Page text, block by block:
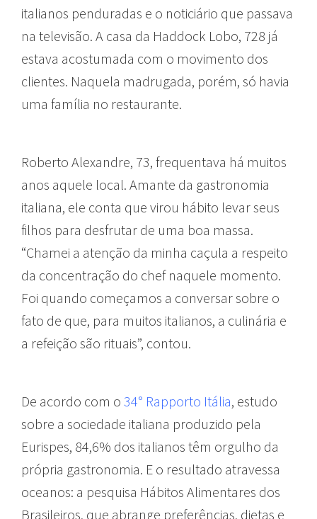
italianos penduradas e o noticiário que passava
na televisão. A casa da Haddock Lobo, 728 já
estava acostumada com o movimento dos
clientes. Naquela madrugada, porém, só havia
uma família no restaurante.
Roberto Alexandre, 73, frequentava há muitos
anos aquele local. Amante da gastronomia
italiana, ele conta que virou hábito levar seus
filhos para desfrutar de uma boa massa.
“Chamei a atenção da minha caçula a respeito
da concentração do chef naquele momento.
Foi quando começamos a conversar sobre o
fato de que, para muitos italianos, a culinária e
a refeição são rituais”, contou.
De acordo com o 34° Rapporto Itália, estudo
sobre a sociedade italiana produzido pela
Eurispes, 84,6% dos italianos têm orgulho da
própria gastronomia. E o resultado atravessa
oceanos: a pesquisa Hábitos Alimentares dos
Brasileiros, que abrange preferências, dietas e